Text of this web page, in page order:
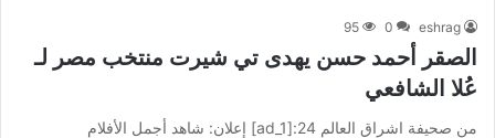
eshrag
0
95
الصقر أحمد حسن يهدى تي شيرت منتخب مصر لـ
عُلا الشافعي
من صحيفة اشراق العالم 24:[ad_1] إعلان: شاهد أجمل الأفلام